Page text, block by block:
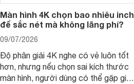
Màn hình 4K chọn bao nhiêu inch
để sắc nét mà không lãng phí?
09/07/2026
Độ phân giải 4K nghe có vẻ luôn tốt
hơn, nhưng nếu chọn sai kích thước
màn hình, người dùng có thể gặp giao